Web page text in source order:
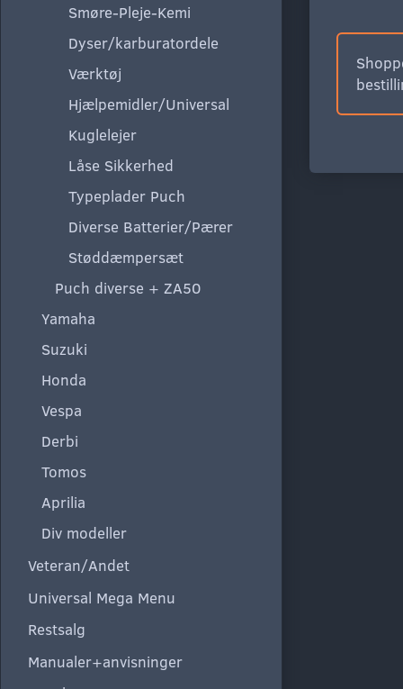
Smøre-Pleje-Kemi
Dyser/karburatordele
Værktøj
Hjælpemidler/Universal
Kuglelejer
Låse Sikkerhed
Typeplader Puch
Diverse Batterier/Pærer
Støddæmpersæt
Puch diverse + ZA50
Yamaha
Suzuki
Honda
Vespa
Derbi
Tomos
Aprilia
Div modeller
Veteran/Andet
Universal Mega Menu
Restsalg
Manualer+anvisninger